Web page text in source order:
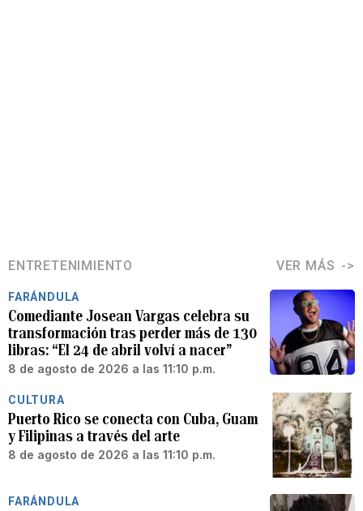
ENTRETENIMIENTO VER MÁS
FARÁNDULA
Comediante Josean Vargas celebra su
transformación tras perder más de 130
libras: “El 24 de abril volví a nacer”
8 de agosto de 2026 a las 11:10 p.m.
CULTURA
Puerto Rico se conecta con Cuba, Guam
y Filipinas a través del arte
8 de agosto de 2026 a las 11:10 p.m.
FARÁNDULA